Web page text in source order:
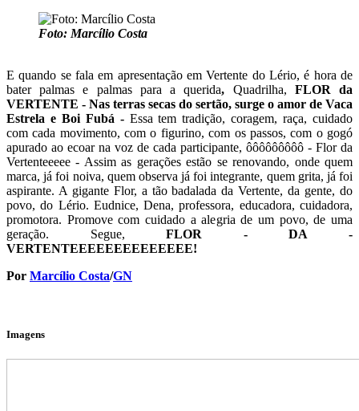
Foto: Marcílio Costa
E quando se fala em apresentação em Vertente do Lério, é hora de
bater palmas e palmas para a querida, Quadrilha, FLOR da
VERTENTE - Nas terras secas do sertão, surge o amor de Vaca
Estrela e Boi Fubá - Essa tem tradição, coragem, raça, cuidado
com cada movimento, com o figurino, com os passos, com o gogó
apurado ao ecoar na voz de cada participante, ôôôôôôôôô - Flor da
Vertenteeeee - Assim as gerações estão se renovando, onde quem
marca, já foi noiva, quem observa já foi integrante, quem grita, já foi
aspirante. A gigante Flor, a tão badalada da Vertente, da gente, do
povo, do Lério. Eudnice, Dena, professora, educadora, cuidadora,
promotora. Promove com cuidado a alegria de um povo, de uma
geração. Segue,FLOR - DA -
VERTENTEEEEEEEEEEEEEE!
Por Marcílio Costa/GN
Imagens